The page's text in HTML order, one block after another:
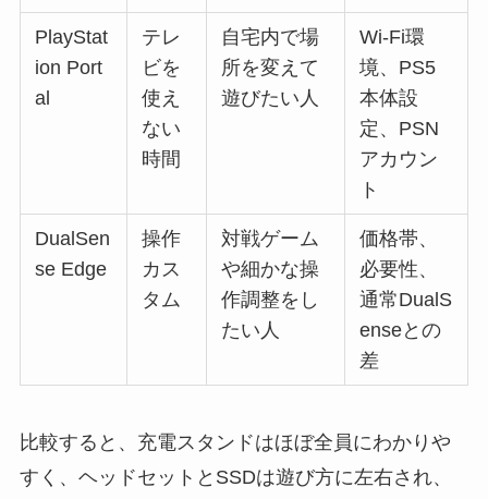
PlayStat
ion Port
al
テレ
ビを
使え
ない
時間
自宅内で場
所を変えて
遊びたい人
Wi-Fi環
境、PS5
本体設
定、PSN
アカウン
ト
DualSen
se Edge
操作
カス
タム
対戦ゲーム
や細かな操
作調整をし
たい人
価格帯、
必要性、
通常DualS
enseとの
差
比較すると、充電スタンドはほぼ全員にわかりや
すく、ヘッドセットとSSDは遊び方に左右され、